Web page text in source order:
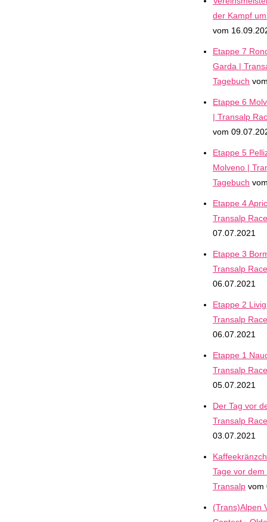
der Kampf
vom
Etappe 7
Garda |
Tagebuch
Etappe 6
| Transalp
vom
Etappe 5
Molveno |
Tagebuch
Etappe 4
Transalp
07.07.2021
Etappe 3
Transalp
06.07.2021
Etappe 2
Transalp
06.07.2021
Etappe 1
Transalp
05.07.2021
Der Tag vor
Transalp
03.07.2021
Tage vor
Transalp vom
(Trans)Alpen